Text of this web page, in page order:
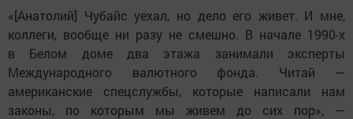
«[Анатолий] Чубайс уехал, но дело его живет. И мне,
коллеги, вообще ни разу не смешно. В начале 1990-х
в Белом доме два этажа занимали эксперты
Международного валютного фонда. Читай —
американские спецслужбы, которые написали нам
законы, по которым мы живем до сих пор», —